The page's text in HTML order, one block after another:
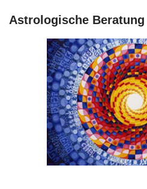
Astrologische Beratung